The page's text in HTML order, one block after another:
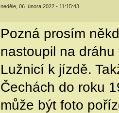
neděle, 06. února 2022 - 11:15:43
Pozná prosím
nastoupil na
Lužnicí k jízdě.
Čechách do roku
může být foto